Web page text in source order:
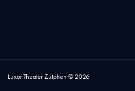
Luxor Theater Zutphen © 2026